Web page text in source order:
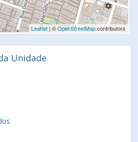
Leaflet| ©OpenStreetMapcontributors
Unidade